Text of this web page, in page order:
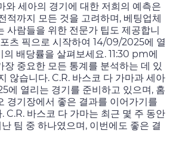
와 세아의 경기에 대한 저희의 예측은
적까지 모든 것을 고려하며, 베팅업체
사람들을 위한 전문가 팁도 제공합니
츠 픽으로 시작하여 14/09/2025에 열
의 배당률을 살펴보세요. 11:30 pm에
장 중요한 모든 통계를 분석하는 데 있
않습니다. C.R. 바스코 다 가마과 세아
에 열리는 경기를 준비하고 있으며, 홈
경기장에서 좋은 결과를 이어가기를
C.R. 바스코 다 가마는 최근 몇 주 동안
팀 중 하나였으며, 이번에도 좋은 결